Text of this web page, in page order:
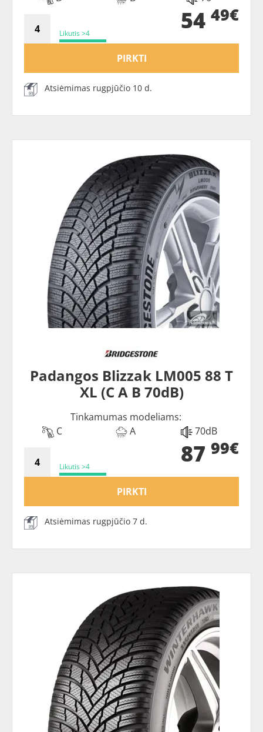
Likutis >4 54 49€
PIRKTI
Atsiėmimas rugpjūčio 10 d.
Padangos Blizzak LM005 88 T
XL (C A B 70dB)
Tinkamumas modeliams:
C
A 70dB
Likutis >4 87 99€
PIRKTI
Atsiėmimas rugpjūčio 7 d.